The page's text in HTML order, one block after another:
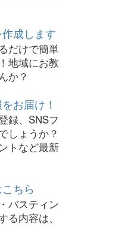
成します
だけで簡単
地域にお教
か？
お届け！
録、SNSフ
しょうか？
トなど最新
ちら
バスティン
る内容は、